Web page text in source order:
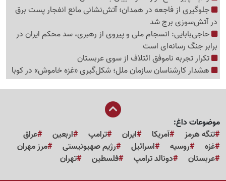
جلوگیری از فاجعه در همدان؛ آتش‌نشانی مانع انفجار پست برق
در آتش‌سوزی برج شد
حاجی‌بابایی: انسجام ملی و پیروی از رهبری، سد محکم ایران در
برابر جنگ رسانه‌ای است
تکرار تجربه ناموفق ائتلاف از سوی عربستان
هشدار کارشناسان سازمان ملل؛ شکل‌گیری «غزه‌ خاموش» در کوبا
موضوعات داغ:
تنگه هرمز
آمریکا ایران ترامپ اربعین
عراق
غزه
روسیه اسرائیل رژیم صهیونیستی
مرز مهران
عربستان
دونالد ترامپ فلسطین تهران